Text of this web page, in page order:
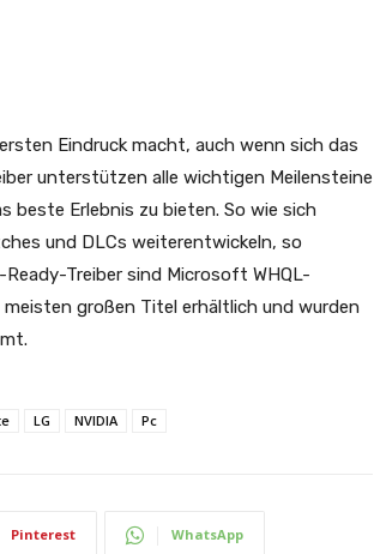
Eindruck macht, auch wenn sich das
unterstützen alle wichtigen Meilensteine
beste Erlebnis zu bieten. So wie sich
und DLCs weiterentwickeln, so
Treiber sind Microsoft WHQL-
großen Titel erhältlich und wurden
LG NVIDIA Pc
Pinterest WhatsApp